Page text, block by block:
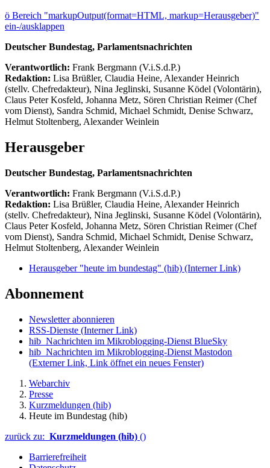
ö Bereich "markupOutput(format=HTML, markup=Herausgeber)"
ein-/ausklappen
Deutscher Bundestag, Parlamentsnachrichten
Verantwortlich: Frank Bergmann (V.i.S.d.P.)
Redaktion: Lisa Brüßler, Claudia Heine, Alexander Heinrich
(stellv. Chefredakteur), Nina Jeglinski, Susanne Ködel (Volontärin),
Claus Peter Kosfeld, Johanna Metz, Sören Christian Reimer (Chef
vom Dienst), Sandra Schmid, Michael Schmidt, Denise Schwarz,
Helmut Stoltenberg, Alexander Weinlein
Herausgeber
Deutscher Bundestag, Parlamentsnachrichten
Verantwortlich: Frank Bergmann (V.i.S.d.P.)
Redaktion: Lisa Brüßler, Claudia Heine, Alexander Heinrich
(stellv. Chefredakteur), Nina Jeglinski, Susanne Ködel (Volontärin),
Claus Peter Kosfeld, Johanna Metz, Sören Christian Reimer (Chef
vom Dienst), Sandra Schmid, Michael Schmidt, Denise Schwarz,
Helmut Stoltenberg, Alexander Weinlein
Herausgeber "heute im bundestag" (hib) (Interner Link)
Abonnement
Newsletter abonnieren
RSS-Dienste (Interner Link)
hib_Nachrichten im Mikroblogging-Dienst BlueSky
hib_Nachrichten im Mikroblogging-Dienst Mastodon
(Externer Link, Link öffnet ein neues Fenster)
Webarchiv
Presse
Kurzmeldungen (hib)
Heute im Bundestag (hib)
zurück zu: Kurzmeldungen (hib) ()
Barrierefreiheit